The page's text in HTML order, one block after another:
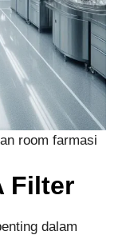
room farmasi
Filter
dalam